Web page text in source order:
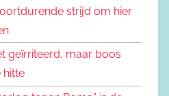
strijd om hier
geïrriteerd, maar boos
hitte